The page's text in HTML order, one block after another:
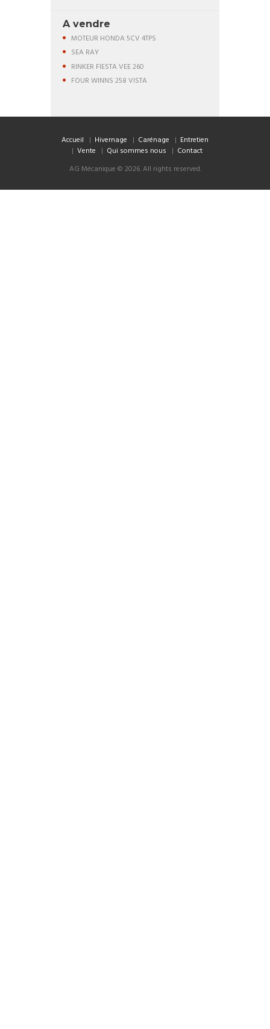
A vendre
MOTEUR HONDA 5CV 4TPS
SEA RAY
RINKER FIESTA VEE 260
FOUR WINNS 258 VISTA
Accueil Hivernage Carénage
Entretien
Vente
Qui sommes nous
Contact
AG Mécanique © 2026. All rights reserved.